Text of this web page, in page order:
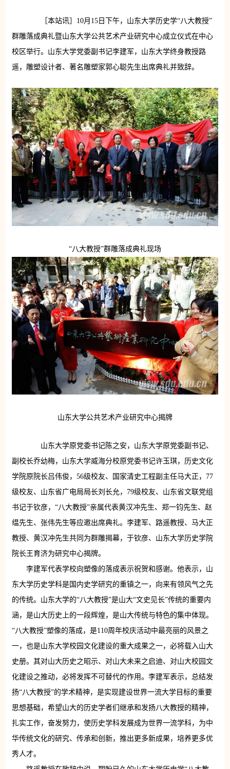
［本站讯］10月15日下午，山东大学历史学“八大教授”
群雕落成典礼暨山东大学公共艺术产业研究中心成立仪式在中心
校区举行。山东大学党委副书记李建军，山东大学终身教授路
遥，雕塑设计者、著名雕塑家郭心聪先生出席典礼并致辞。
“八大教授”群雕落成典礼现场
山东大学公共艺术产业研究中心揭牌
山东大学原党委书记陈之安，山东大学原党委副书记、
副校长乔幼梅，山东大学威海分校原党委书记许玉琪，历史文化
学院原院长吕伟俊，56级校友、国家清史工程副主任马大正，77
级校友、山东省广电局局长刘长允，79级校友、山东省文联党组
书记于钦彦，“八大教授”亲属代表黄汉冲先生、郑一钧先生、赵
缊先生、张伟先生等应邀出席典礼。李建军、路遥教授、马大正
教授、黄汉冲先生共同为群雕揭幕，于钦彦、山东大学历史学院
院长王育济为研究中心揭牌。
李建军代表学校向塑像的落成表示祝贺和感谢。他表示，山
东大学历史学科是国内史学研究的重镇之一，向来有领风气之先
的传统。山东大学的“八大教授”是山大“文史见长”传统的重要内
涵，是山大历史上的一段辉煌，是山大传统与特色的集中体现。
“八大教授”塑像的落成，是110周年校庆活动中最亮丽的风景之
一，也是山东大学校园文化建设的重大成果之一，必将载入山大
史册。其对山大历史之昭示、对山大未来之启迪、对山大校园文
化建设之推动，必将发挥不可替代的作用。李建军表示，总结发
扬“八大教授”的学术精神，是实现建设世界一流大学目标的重要
思想基础，希望山大的历史学者们继承和发扬八大教授的精神，
扎实工作，奋发努力，使历史学科发展成为世界一流学科，为中
华传统文化的研究、传承和创新，推出更多新成果，培养更多优
秀人才。